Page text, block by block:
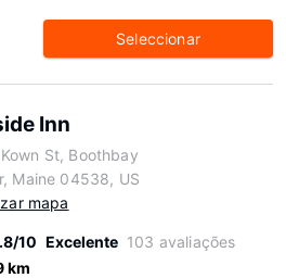
Seleccionar
Inn
St, Boothbay
Maine 04538, US
mapa
10 Excelente 103 avaliações
km